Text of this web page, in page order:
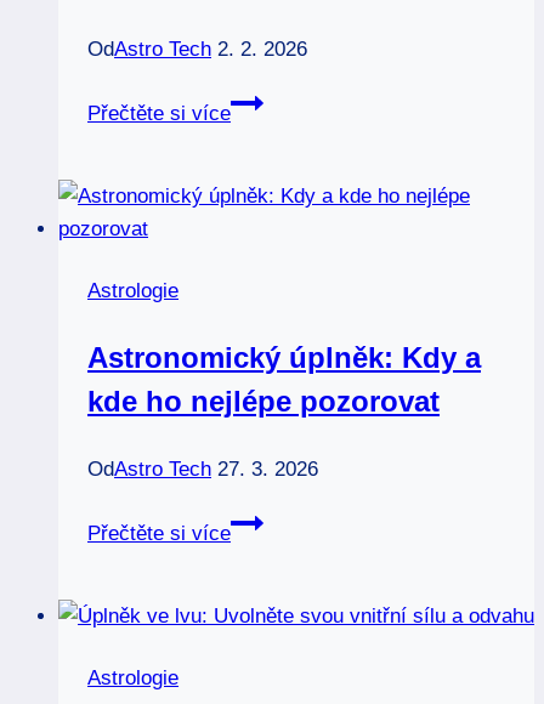
OdAstro Tech 2. 2. 2026
Přečtěte si více
Novoluní:
obnovy
Astrologie
Astronomický úplněk: Kdy a
kde ho nejlépe pozorovat
OdAstro Tech 27. 3. 2026
Přečtěte si více
Astronomický
a
Astrologie